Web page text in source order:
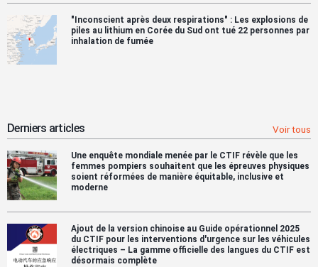
"Inconscient après deux respirations" : Les explosions de
piles au lithium en Corée du Sud ont tué 22 personnes par
inhalation de fumée
Derniers articles Voir tous
Une enquête mondiale menée par le CTIF révèle que les
femmes pompiers souhaitent que les épreuves physiques
soient réformées de manière équitable, inclusive et
moderne
Ajout de la version chinoise au Guide opérationnel 2025
du CTIF pour les interventions d'urgence sur les véhicules
électriques – La gamme officielle des langues du CTIF est
désormais complète